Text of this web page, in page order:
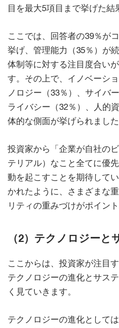
目を最大5項目まで挙げた結
ここでは、回答者の39％が
挙げ、管理能力（35％）が
体制等に対する注目度合い
す。その上で、イノベーシ
ノロジー（33％）、サイバ
ライバシー（32％）、人的
体的な側面が挙げられました
投資家から「企業が自社の
テリアル）なこと全てに優
動を起こすことを期待して
かれたように、さまざまな
リティの重みづけがポイン
（2）テクノロジーと
ここからは、投資家が注目
テクノロジーの進化とサス
く見ていきます。
テクノロジーの進化として